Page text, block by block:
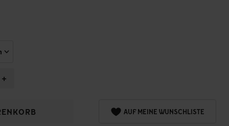
+
AUF MEINE WUNSCHLISTE